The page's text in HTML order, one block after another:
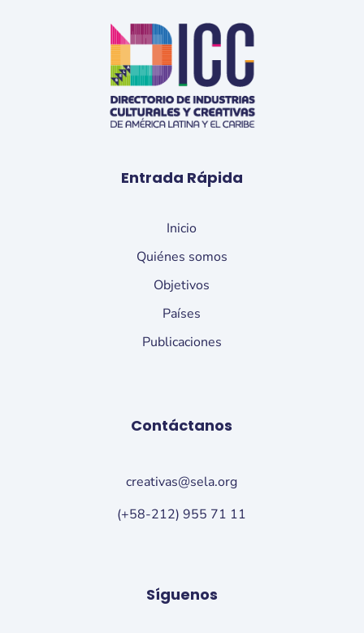
Entrada Rápida
Inicio
Quiénes somos
Objetivos
Países
Publicaciones
Contáctanos
creativas@sela.org
(+58-212) 955 71 11
Síguenos